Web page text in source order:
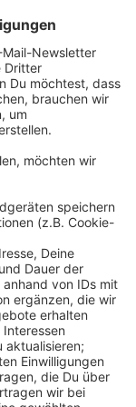
mit
uns vor seiner
er bisher
Touren. Er
eigene
ist der
Kollegen
auch
der Song
Purple Disco